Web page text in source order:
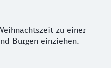
zu einer
Burgen einziehen.